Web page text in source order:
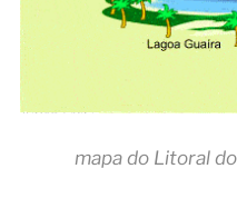
mapa do Litoral